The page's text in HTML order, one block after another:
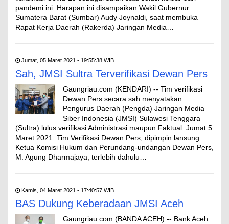
pandemi ini. Harapan ini disampaikan Wakil Gubernur
Sumatera Barat (Sumbar) Audy Joynaldi, saat membuka
Rapat Kerja Daerah (Rakerda) Jaringan Media…
Jumat, 05 Maret 2021 - 19:55:38 WIB
Sah, JMSI Sultra Terverifikasi Dewan Pers
Gaungriau.com (KENDARI) -- Tim verifikasi
Dewan Pers secara sah menyatakan
Pengurus Daerah (Pengda) Jaringan Media
Siber Indonesia (JMSI) Sulawesi Tenggara
(Sultra) lulus verifikasi Administrasi maupun Faktual. Jumat 5
Maret 2021. Tim Verifikasi Dewan Pers, dipimpin lansung
Ketua Komisi Hukum dan Perundang-undangan Dewan Pers,
M. Agung Dharmajaya, terlebih dahulu…
Kamis, 04 Maret 2021 - 17:40:57 WIB
BAS Dukung Keberadaan JMSI Aceh
Gaungriau.com (BANDA ACEH) -- Bank Aceh